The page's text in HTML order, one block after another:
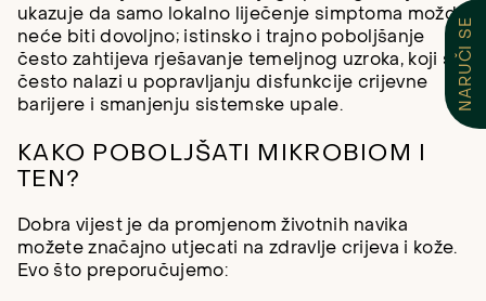
ukazuje da samo lokalno liječenje simptoma možda
neće biti dovoljno; istinsko i trajno poboljšanje
često zahtijeva rješavanje temeljnog uzroka, koji se
često nalazi u popravljanju disfunkcije crijevne
barijere i smanjenju sistemske upale.
KAKO POBOLJŠATI MIKROBIOM I
TEN?
Dobra vijest je da promjenom životnih navika
možete značajno utjecati na zdravlje crijeva i kože.
Evo što preporučujemo:
NARUČI SE